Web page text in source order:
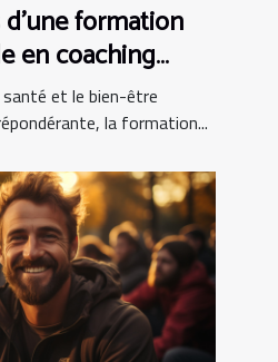
d'une formation
en coaching
clés et
santé et le bien-être
la formation...